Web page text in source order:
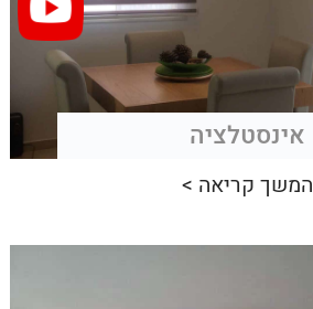
אינסטלציה
המשך קריאה >